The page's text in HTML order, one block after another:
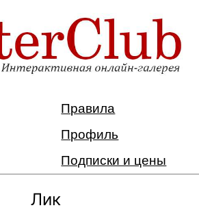
Правила
Профиль
Подписки и цены
Лик